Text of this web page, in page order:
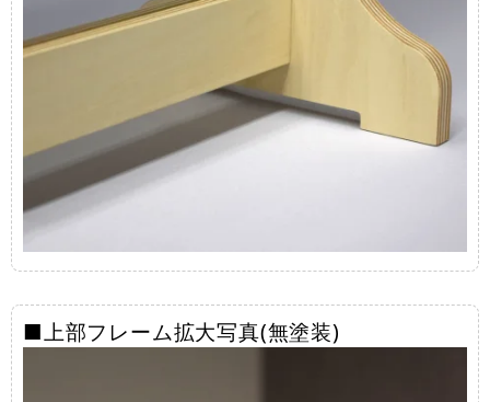
■上部フレーム拡大写真(無塗装)